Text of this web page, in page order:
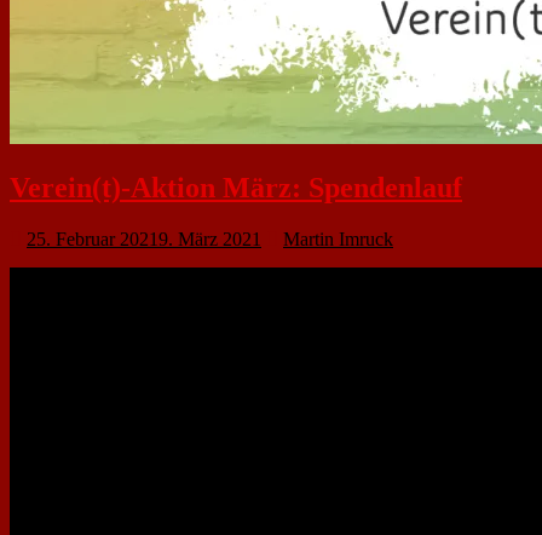
Verein(t)-Aktion März: Spendenlauf
25. Februar 20219. März 2021 Martin Imruck